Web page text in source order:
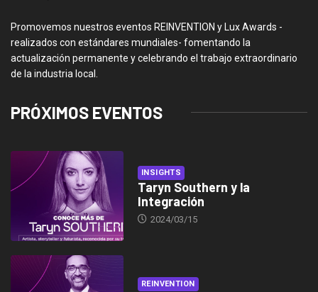
Promovemos nuestros eventos REINVENTION y Lux Awards -
realizados con estándares mundiales- fomentando la
actualización permanente y celebrando el trabajo extraordinario
de la industria local.
PRÓXIMOS EVENTOS
INSIGHTS
Taryn Southern y la
Integración
2024/03/15
REINVENTION